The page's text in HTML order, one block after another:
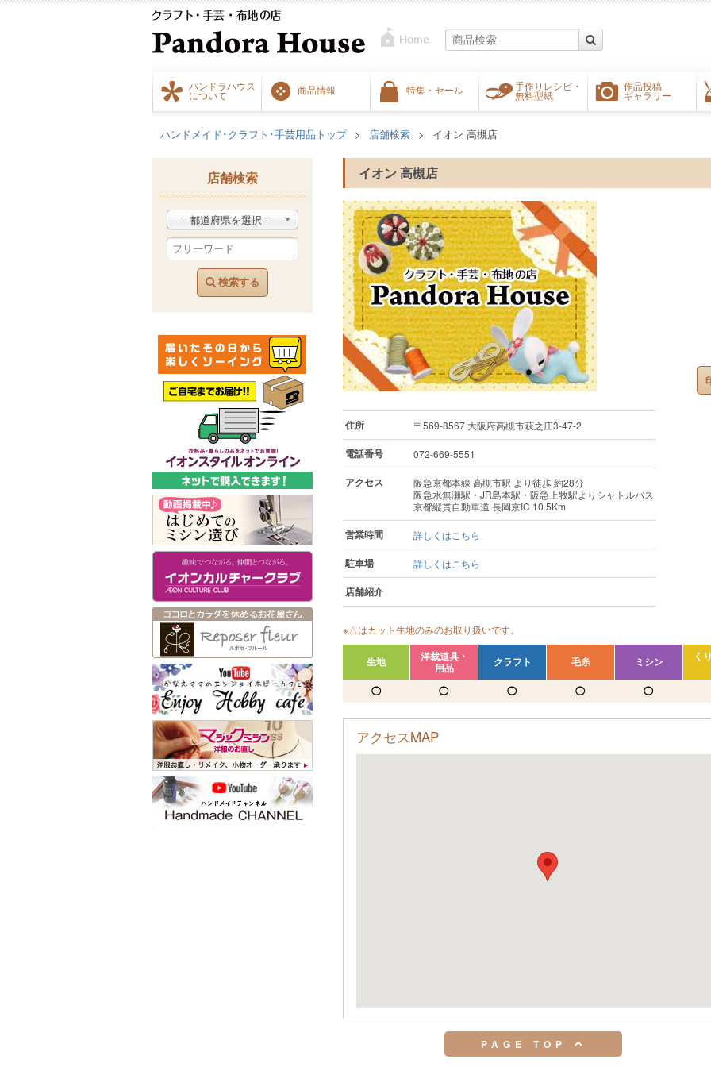
パンドラハウス
について
商品情報 特集・セール
手作りレシピ・
無料型紙
作品投稿
ギャラリー
ハンドメイド･クラフト･手芸用品トップ 店舗検索 イオン 高槻店
イオン 高槻店
住所 〒569-8567 大阪府高槻市萩之庄3-47-2
電話番号 072-669-5551
アクセス
阪急京都本線 高槻市駅 より徒歩 約28分
阪急水無瀬駅・JR島本駅・阪急上牧駅よりシャトルバス
京都縦貫自動車道 長岡京IC 10.5Km
営業時間 詳しくはこちら
駐車場 詳しくはこちら
店舗紹介
※△はカット生地のみのお取り扱いです。
生地
洋裁道具・
用品
クラフト 毛糸 ミシン
く
◯
◯ ◯ ◯ ◯
アクセスMAP
店舗検索
-- 都道府県を選択 --
検索する
PAGE TOP